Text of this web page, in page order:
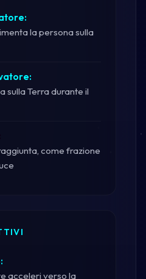
la persona sulla
sulla Terra durante il
come frazione
acceleri verso la